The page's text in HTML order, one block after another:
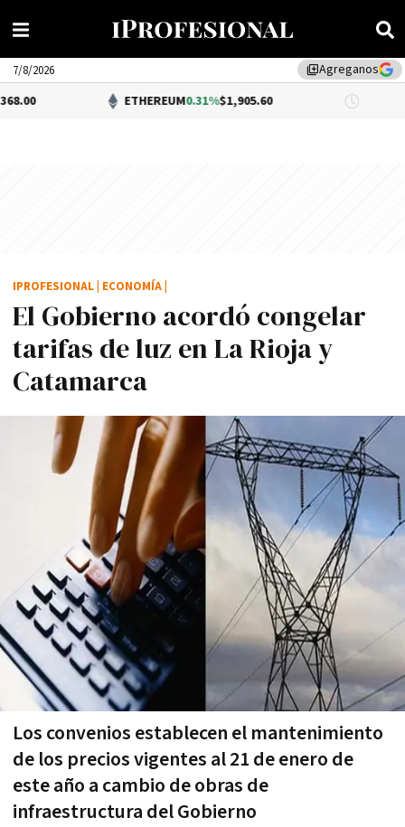
library_addAgreganos
7/8/2026
ETHEREUM 0.31%$1,905.60 DÓLAR
El Gobierno acordó congelar
tarifas de luz en La Rioja y
Catamarca
Los convenios establecen el mantenimiento
de los precios vigentes al 21 de enero de
este año a cambio de obras de
infraestructura del Gobierno
IPROFESIONAL ECONOMÍA